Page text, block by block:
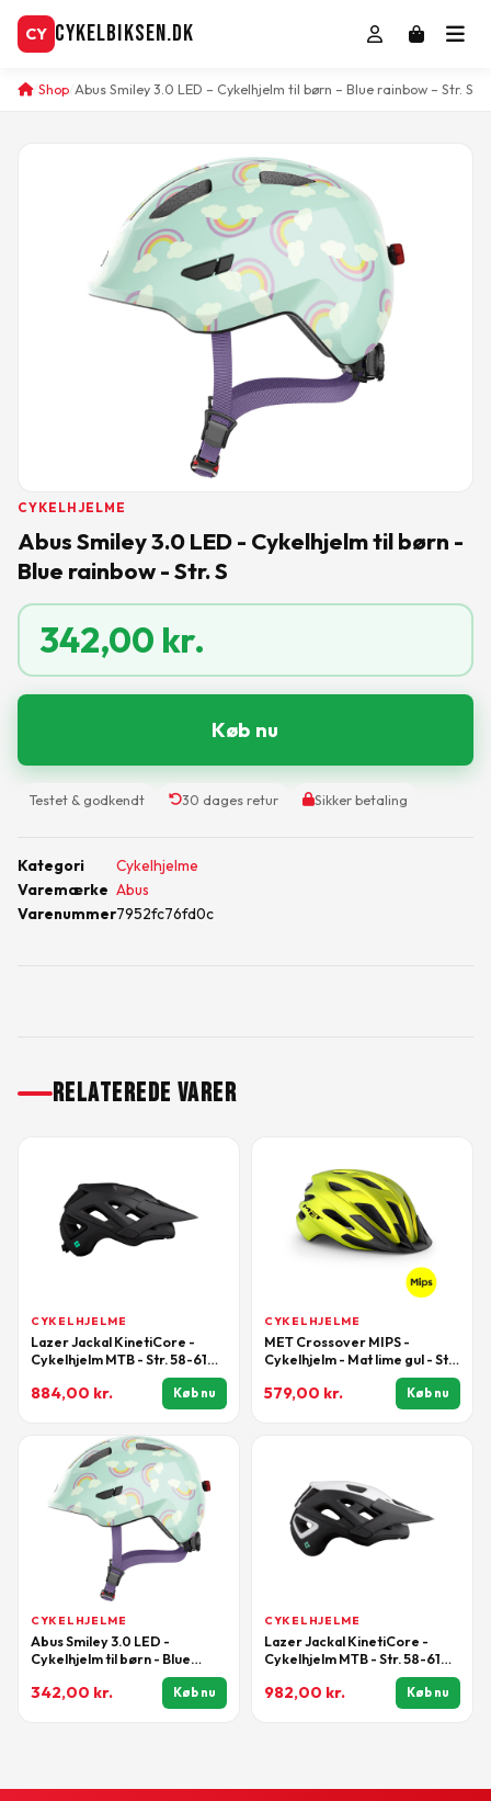
CY CykelBiksen.dk
Shop Abus Smiley 3.0 LED – Cykelhjelm til børn – Blue rainbow – Str. S
CYKELHJELME
Abus Smiley 3.0 LED - Cykelhjelm til børn -
Blue rainbow - Str. S
342,00 kr.
Køb nu
Testet & godkendt 30 dages retur Sikker betaling
Kategori
Cykelhjelme
Varemærke Abus
Varenummer7952fc76fd0c
RELATEREDE VARER
CYKELHJELME
Lazer Jackal KinetiCore -
Cykelhjelm MTB - Str. 58-61
884,00 kr. Køb nu
CYKELHJELME
MET Crossover MIPS -
Cykelhjelm - Mat lime gul - Str.
579,00 kr. Køb nu
CYKELHJELME
Abus Smiley 3.0 LED -
Cykelhjelm til børn - Blue
342,00 kr. Køb nu
CYKELHJELME
Lazer Jackal KinetiCore -
Cykelhjelm MTB - Str. 58-61
982,00 kr. Køb nu